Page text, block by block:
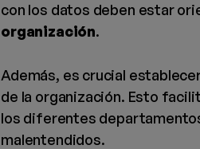
con los datos deben estar
organización.
Además, es crucial
de la organización. Esto
los diferentes
malentendidos.